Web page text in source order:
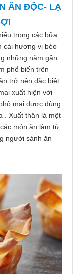
ĂN ĐỘC- LẠ
trong các bữa
cái hương vị béo
những năm gần
phổ biến trên
trở nên đặc biệt
xuất hiện với
mai được dùng
. Xuất thân là một
món ăn làm từ
người sành ăn